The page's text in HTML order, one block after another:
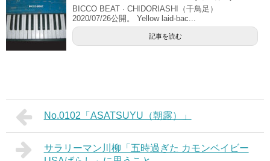
BICCO BEAT · CHIDORIASHI（千鳥足）
2020/07/26公開。 Yellow laid-bac...
記事を読む
No.0102「ASATSUYU（朝露）」
サラリーマン川柳「五時過ぎた カモンベイビー